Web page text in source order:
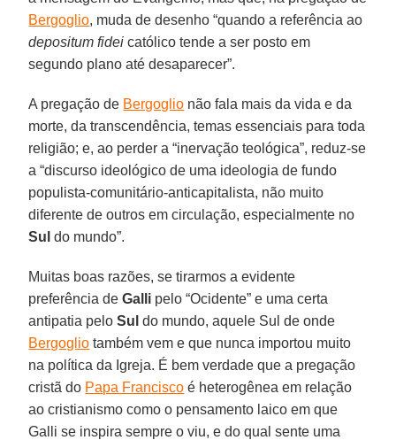
Bergoglio, muda de desenho “quando a referência ao
depositum fidei católico tende a ser posto em
segundo plano até desaparecer”.
A pregação de Bergoglio não fala mais da vida e da
morte, da transcendência, temas essenciais para toda
religião; e, ao perder a “inervação teológica”, reduz-se
a “discurso ideológico de uma ideologia de fundo
populista-comunitário-anticapitalista, não muito
diferente de outros em circulação, especialmente no
Sul do mundo”.
Muitas boas razões, se tirarmos a evidente
preferência deGalli pelo “Ocidente” e uma certa
antipatia peloSul do mundo, aquele Sul de onde
Bergoglio também vem e que nunca importou muito
na política da Igreja. É bem verdade que a pregação
cristã do Papa Francisco é heterogênea em relação
ao cristianismo como o pensamento laico em que
Galli se inspira sempre o viu, e do qual sente uma